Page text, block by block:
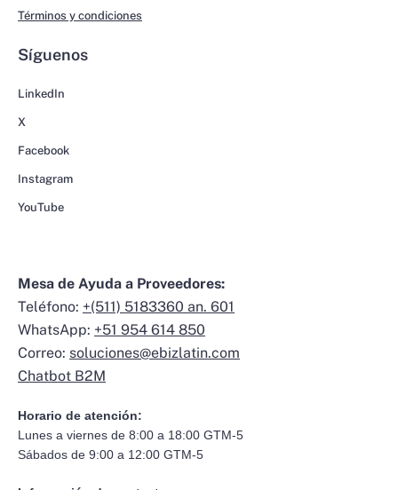
Términos y condiciones
Síguenos
LinkedIn
X
Facebook
Instagram
YouTube
Mesa de Ayuda a Proveedores:
Teléfono: +(511) 5183360 an. 601
WhatsApp: +51 954 614 850
Correo: soluciones@ebizlatin.com
Chatbot B2M
Horario de atención:
Lunes a viernes de 8:00 a 18:00 GTM-5
Sábados de 9:00 a 12:00 GTM-5